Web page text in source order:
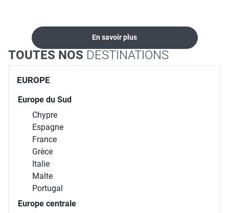
En savoir plus
TOUTES NOS DESTINATIONS
EUROPE
Europe du Sud
Chypre
Espagne
France
Grèce
Italie
Malte
Portugal
Europe centrale